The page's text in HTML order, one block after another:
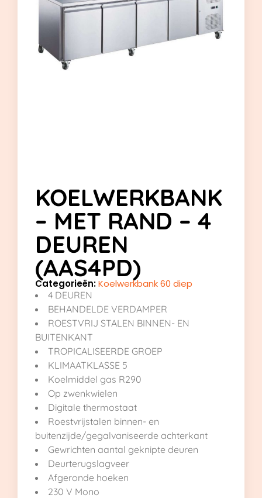
KOELWERKBANK
– MET RAND – 4
DEUREN
(AAS4PD)
Categorieën:Koelwerkbank 60 diep
4 DEUREN
BEHANDELDE VERDAMPER
ROESTVRIJ STALEN BINNEN- EN
BUITENKANT
TROPICALISEERDE GROEP
KLIMAATKLASSE 5
Koelmiddel gas R290
Op zwenkwielen
Digitale thermostaat
Roestvrijstalen binnen- en
buitenzijde/gegalvaniseerde achterkant
Gewrichten aantal geknipte deuren
Deurterugslagveer
Afgeronde hoeken
230 V Mono